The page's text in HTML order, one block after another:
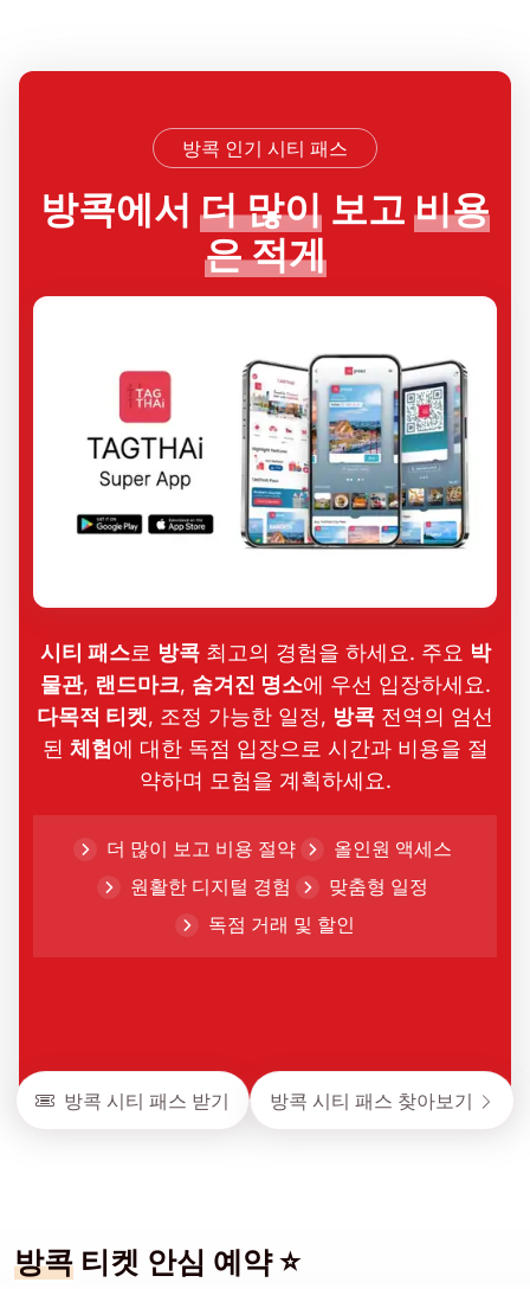
방콕 인기 시티 패스
방콕에서 더 많이 보고 비용
은 적게
시티 패스로 방콕최고의 경험을 하세요. 주요 박
물관, 랜드마크, 숨겨진 명소에 우선 입장하세요.
다목적 티켓, 조정 가능한 일정, 방콕 전역의 엄선
된 체험에 대한 독점 입장으로 시간과 비용을 절
약하며 모험을 계획하세요.
더 많이 보고 비용 절약
올인원 액세스
원활한 디지털 경험
맞춤형 일정
독점 거래 및 할인
방콕 시티 패스 받기 방콕 시티 패스 찾아보기
방콕 티켓 안심 예약 ⭐